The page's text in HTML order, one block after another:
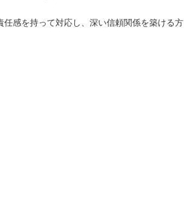
任感を持って対応し、深い信頼関係を築ける方